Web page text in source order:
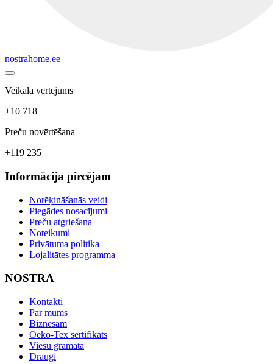
nostrahome.ee
Veikala vērtējums
+10 718
Preču novērtēšana
+119 235
Informācija pircējam
Norēķināšanās veidi
Piegādes nosacījumi
Preču atgriešana
Noteikumi
Privātuma politika
Lojalitātes programma
NOSTRA
Kontakti
Par mums
Biznesam
Oeko-Tex sertifikāts
Viesu grāmata
Draugi